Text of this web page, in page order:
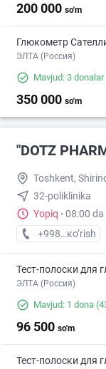
200 000 so'm
Глюкометр
ЭЛТА (Россия)
Mavjud: 3 donalar
350 000 so'm
"DOTZ
Toshkent,
32-poliklinika
Yopiq · 08:00
+998 (77) XXX-
кo’rish
Тест-полоски для
ЭЛТА (Россия)
Mavjud: 1 dona
96 500 so'm
Тест-полоски для